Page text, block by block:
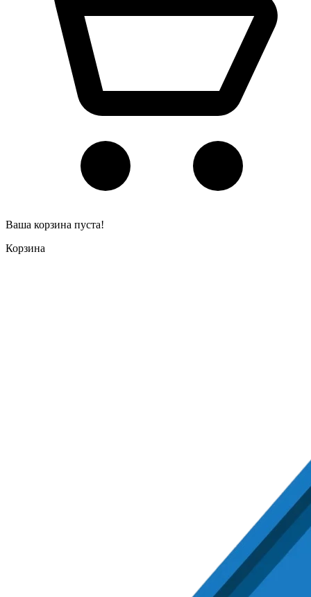
Ваша корзина пуста!
Корзина